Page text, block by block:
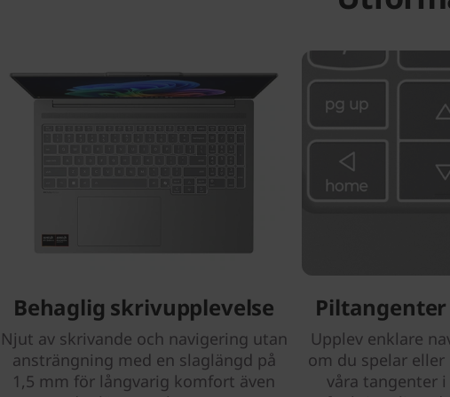
Behaglig skrivupplevelse
Njut av skrivande och navigering utan
ansträngning med en slaglängd på
1,5 mm för långvarig komfort även
Upplev enklare
om du spelar
våra tangenter